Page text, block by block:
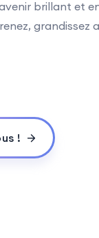
brillant et
grandissez
!